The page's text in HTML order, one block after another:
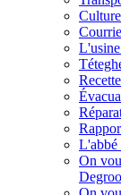
L'abbé
On